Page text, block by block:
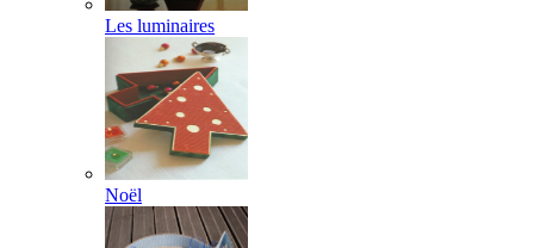
Les luminaires
Noël